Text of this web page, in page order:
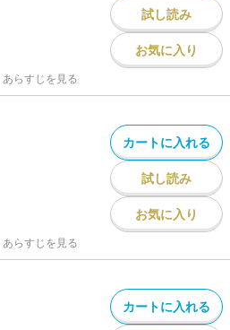
試し読み
お気に入り
あらすじを見る
カートに入れる
試し読み
お気に入り
あらすじを見る
カートに入れる